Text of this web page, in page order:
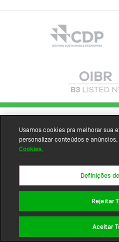
Usamos cookies pra melhorar sua
personalizar conteúdos e anúncios,
Cookies.
Definições
Rejeitar
Aceitar